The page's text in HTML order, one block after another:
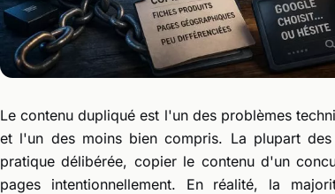
Le contenu dupliqué est l'un des problèmes
et l'un des moins bien compris. La plupart
pratique délibérée, copier le contenu d'un
pages intentionnellement. En réalité, la